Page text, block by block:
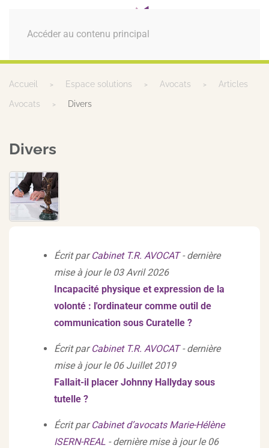
Accéder au contenu principal
MENU
Accueil Espace solutions Avocats Articles
Avocats Divers
Divers
Écrit par Cabinet T.R. AVOCAT- dernière
mise à jour le 03 Avril 2026
Incapacité physique et expression de la
volonté : l'ordinateur comme outil de
communication sous Curatelle ?
Écrit par Cabinet T.R. AVOCAT- dernière
mise à jour le 06 Juillet 2019
Fallait-il placer Johnny Hallyday sous
tutelle ?
Écrit par Cabinet d’avocats Marie-Hélène
ISERN-REAL - dernière mise à jour le 06